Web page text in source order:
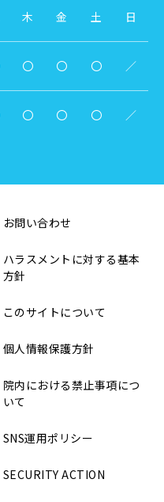
木 金 土 日
〇 〇 〇 ／
〇 〇 〇 ／
お問い合わせ
ハラスメントに対する基本
方針
このサイトについて
個人情報保護方針
院内における禁止事項につ
いて
SNS運用ポリシー
SECURITY ACTION